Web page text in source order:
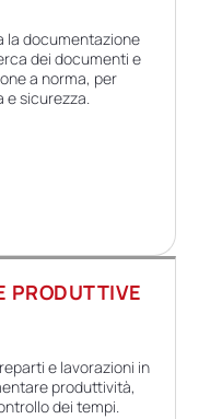
la documentazione
dei documenti e
a norma, per
sicurezza.
PRODUTTIVE
e lavorazioni in
produttività,
dei tempi.